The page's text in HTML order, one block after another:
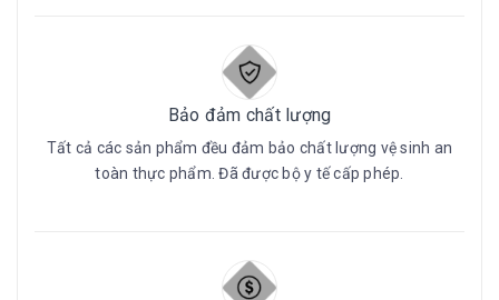
Bảo đảm chất lượng
Tất cả các sản phẩm đều đảm bảo chất lượng vệ sinh an
toàn thực phẩm. Đã được bộ y tế cấp phép.